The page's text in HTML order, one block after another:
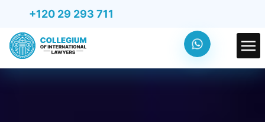
+120 29 293 711